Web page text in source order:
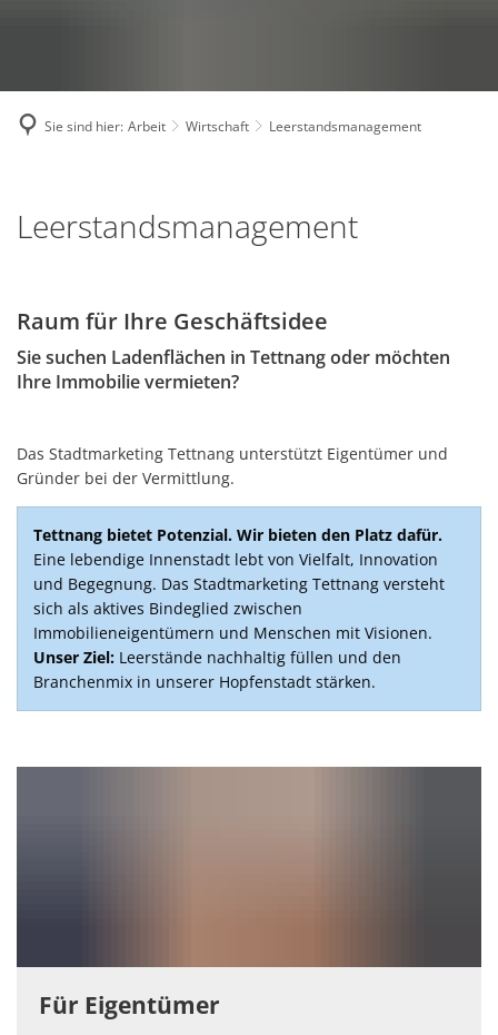
Sie sind hier: Arbeit Wirtschaft Leerstandsmanagement
Leerstandsmanagement
Raum für Ihre Geschäftsidee
Sie suchen Ladenflächen in Tettnang oder möchten
Ihre Immobilie vermieten?
Das Stadtmarketing Tettnang unterstützt Eigentümer und
Gründer bei der Vermittlung.
Tettnang bietet Potenzial. Wir bieten den Platz dafür.
Eine lebendige Innenstadt lebt von Vielfalt, Innovation
und Begegnung. Das Stadtmarketing Tettnang versteht
sich als aktives Bindeglied zwischen
Immobilieneigentümern und Menschen mit Visionen.
Unser Ziel: Leerstände nachhaltig füllen und den
Branchenmix in unserer Hopfenstadt stärken.
Für Eigentümer